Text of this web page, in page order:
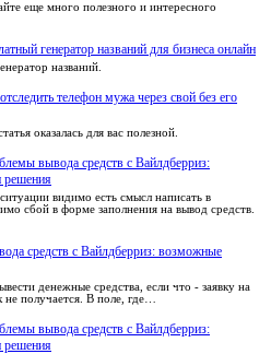
еще много полезного и интересного
генератор названий для бизнеса онлайн
названий.
телефон мужа через свой без его
оказалась для вас полезной.
вывода средств с Вайлдберриз:
решения
видимо есть смысл написать в
сбой в форме заполнения на вывод средств.
средств с Вайлдберриз: возможные
денежные средства, если что - заявку на
получается. В поле, где…
вывода средств с Вайлдберриз:
решения